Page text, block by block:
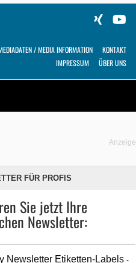
/ MEDIA INFORMATION
KONTAKT
IMPRESSUM
ÜBER UNS
Anzeige
FÜR PROFIS
Sie jetzt Ihre
Newsletter:
Newsletter Etiketten-Labels